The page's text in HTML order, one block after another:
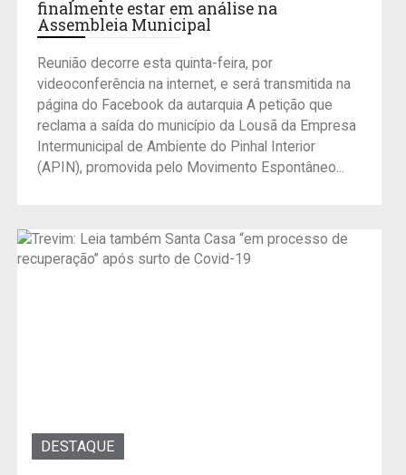
finalmente estar em análise na
Assembleia Municipal
Reunião decorre esta quinta-feira, por
videoconferência na internet, e será transmitida na
página do Facebook da autarquia A petição que
reclama a saída do município da Lousã da Empresa
Intermunicipal de Ambiente do Pinhal Interior
(APIN), promovida pelo Movimento Espontâneo...
DESTAQUE